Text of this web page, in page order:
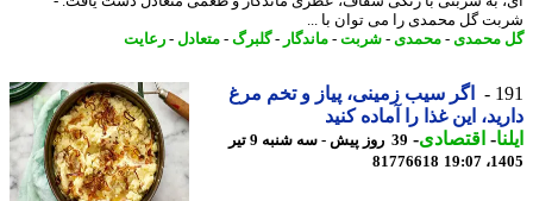
گل محمدی را می توان با ...
محمدی-محمدی-شربت-ماندگار-گلبرگ- متعادل-رعایت
اگر سیب زمینی، پیاز و تخم مرغ
این غذا را آماده کنید
-اقتصادی-
39 روز پیش - سه شنبه 9 تیر
81776618